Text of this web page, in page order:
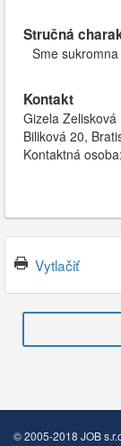
Stručná
Sme
Kontakt
Gizela Zelisková
Biliková 20,
Kontaktná
Vytlačiť
© 2005-2018 JOB